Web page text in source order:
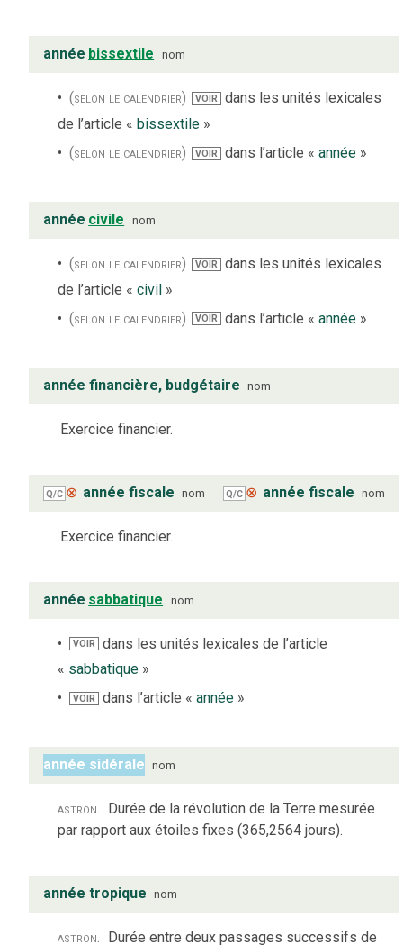
année bissextile nom
(selon le calendrier) VOIR dans les unités lexicales
de l’article « bissextile »
(selon le calendrier)
VOIR dans l’article « année»
année civile nom
(selon le calendrier) VOIR dans les unités lexicales
de l’article « civil »
(selon le calendrier)
VOIR dans l’article « année»
année financière, budgétaire nom
Exercice financier.
Q/C ⊗ année fiscale nom Q/C ⊗ année fiscale nom
Exercice financier.
année sabbatique nom
VOIR
dans les unités lexicales de l’article
« sabbatique »
VOIR dans l’article «année »
année sidérale nom
astron.
Durée de la révolution de la Terre mesurée
par rapport aux étoiles fixes (365,2564 jours).
année tropique nom
astron. Durée entre deux passages successifs de